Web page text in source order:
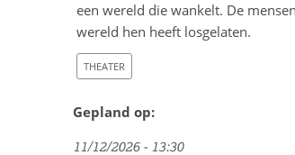
een wereld die wankelt. De
wereld hen heeft losgelaten.
THEATER
Gepland op:
11/12/2026 - 13:30